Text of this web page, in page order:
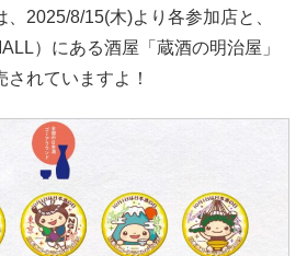
2025/8/15(木)より各参加店と、
）にある酒屋「蔵酒の明治屋」
れていますよ！